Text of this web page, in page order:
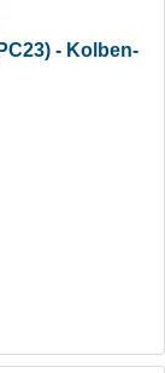
- Kolben-